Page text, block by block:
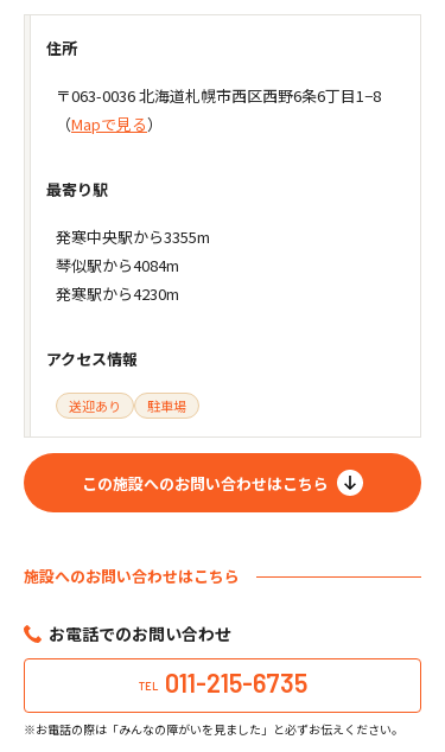
住所
〒063-0036 北海道札幌市西区西野6条6丁目1−8
（Mapで見る）
最寄り駅
発寒中央駅から3355m
琴似駅から4084m
発寒駅から4230m
アクセス情報
送迎あり 駐車場
この施設へのお問い合わせはこちら
施設へのお問い合わせはこちら
お電話でのお問い合わせ
TEL 011-215-6735
※お電話の際は「みんなの障がいを見ました」と必ずお伝えください。